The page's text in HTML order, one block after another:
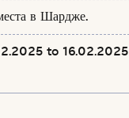
в Шардже.
to 16.02.2025